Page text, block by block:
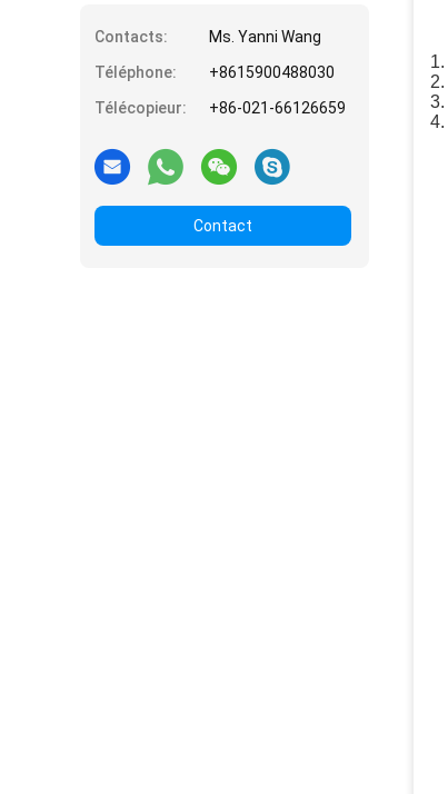
Contacts:
Ms. Yanni Wang
Téléphone:
+8615900488030
Télécopieur:
+86-021-66126659
Contact